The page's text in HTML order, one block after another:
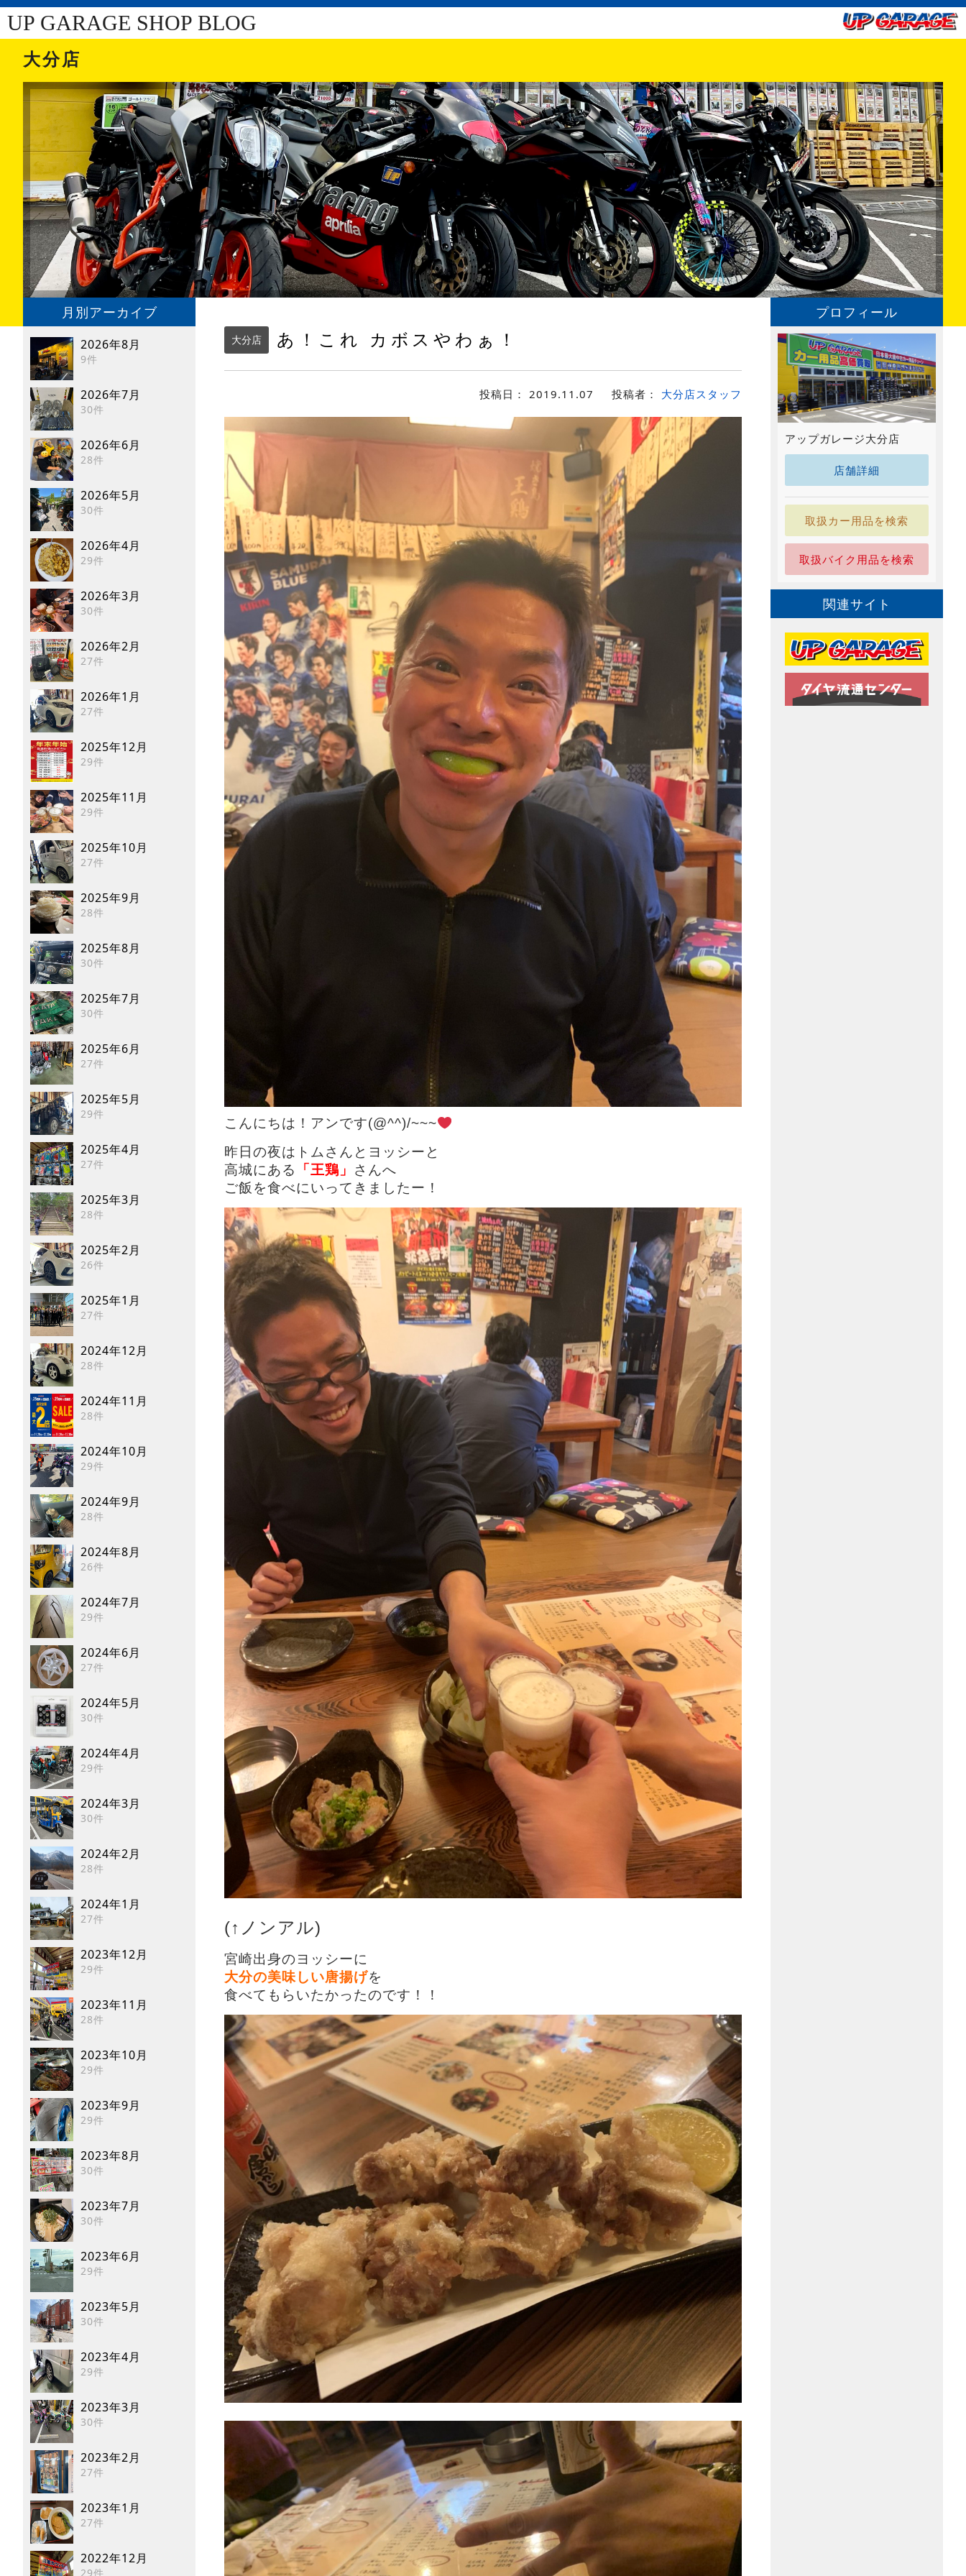
UP GARAGE SHOP BLOG
大分店
月別アーカイブ
2026年8月
9件
2026年7月
30件
2026年6月
28件
2026年5月
30件
2026年4月
29件
2026年3月
30件
2026年2月
27件
2026年1月
27件
2025年12月
29件
2025年11月
29件
2025年10月
27件
2025年9月
28件
2025年8月
30件
2025年7月
30件
2025年6月
27件
2025年5月
29件
2025年4月
27件
2025年3月
28件
2025年2月
26件
2025年1月
27件
2024年12月
28件
2024年11月
28件
2024年10月
29件
2024年9月
28件
2024年8月
26件
2024年7月
29件
2024年6月
27件
2024年5月
30件
2024年4月
29件
2024年3月
30件
2024年2月
28件
2024年1月
27件
2023年12月
29件
2023年11月
28件
2023年10月
29件
2023年9月
29件
2023年8月
30件
2023年7月
30件
2023年6月
29件
2023年5月
30件
2023年4月
29件
2023年3月
30件
2023年2月
27件
2023年1月
27件
2022年12月
29件
大分店 あ！これ カボスやわぁ！
投稿日： 2019.11.07 投稿者： 大分店スタッフ
こんにちは！アンです(@^^)/~~~
昨日の夜はトムさんとヨッシーと
高城にある
「王鶏」 さんへ
ご飯を食べにいってきましたー！
(↑ノンアル)
宮崎出身のヨッシーに
大分の美味しい唐揚げを
食べてもらいたかったのです！！
プロフィール
アップガレージ大分店
店舗詳細
取扱カー用品を検索
取扱バイク用品を検索
関連サイト